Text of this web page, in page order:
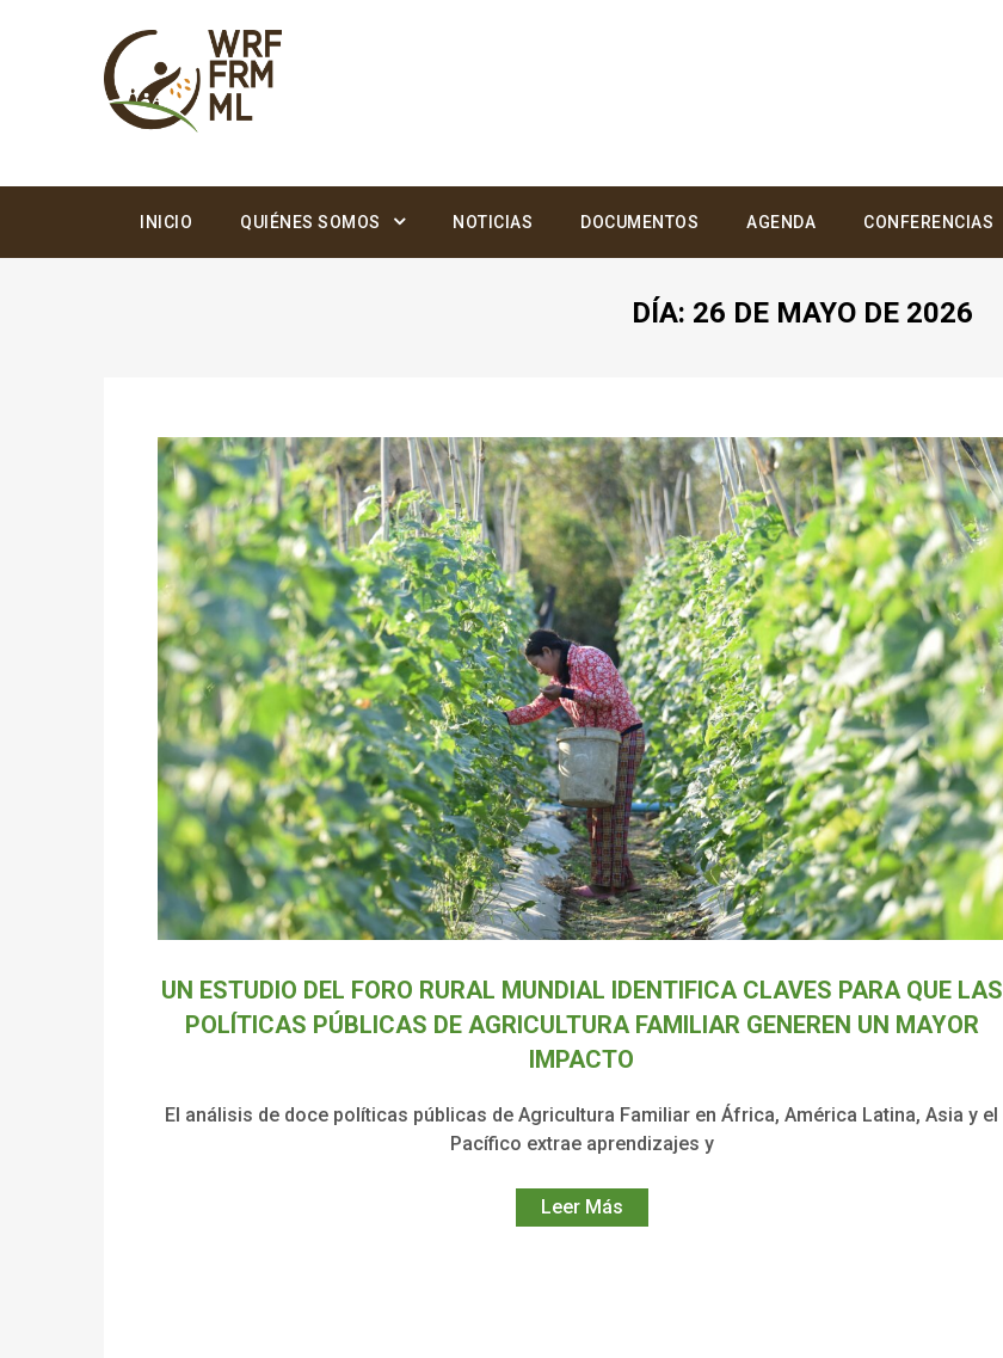
INICIO QUIÉNES SOMOS NOTICIAS DOCUMENTOS AGENDA CONFERENCIAS
DÍA: 26 DE MAYO DE 2026
UN ESTUDIO DEL FORO RURAL MUNDIAL IDENTIFICA CLAVES PARA QUE LAS
POLÍTICAS PÚBLICAS DE AGRICULTURA FAMILIAR GENEREN UN MAYOR
IMPACTO
El análisis de doce políticas públicas de Agricultura Familiar en África, América Latina, Asia y el
Pacífico extrae aprendizajes y
Leer Más